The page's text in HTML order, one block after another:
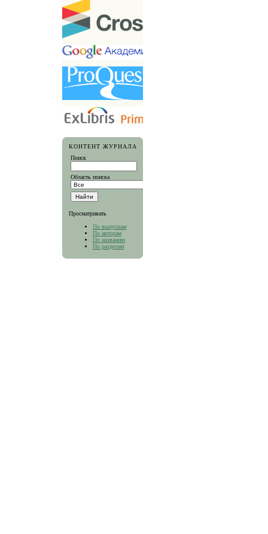
КОНТЕНТ ЖУРНАЛА
Поиск
Область поиска
Просматривать
По выпускам
По авторам
По названию
По разделам